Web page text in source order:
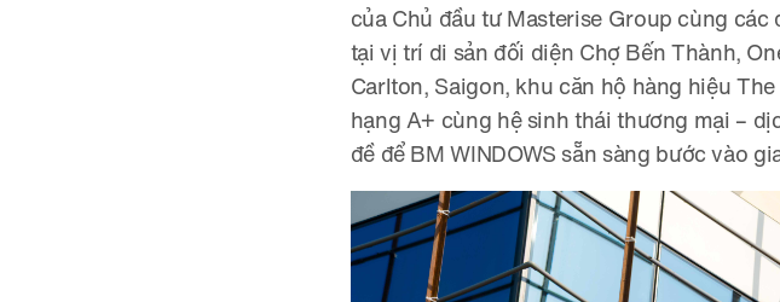
của Chủ đầu tư Masterise Group cùng
tại vị trí di sản đối diện Chợ Bến Thành,
Carlton, Saigon, khu căn hộ hàng hiệu
hạng A+ cùng hệ sinh thái thương mại –
đề để BM WINDOWS sẵn sàng bước vào